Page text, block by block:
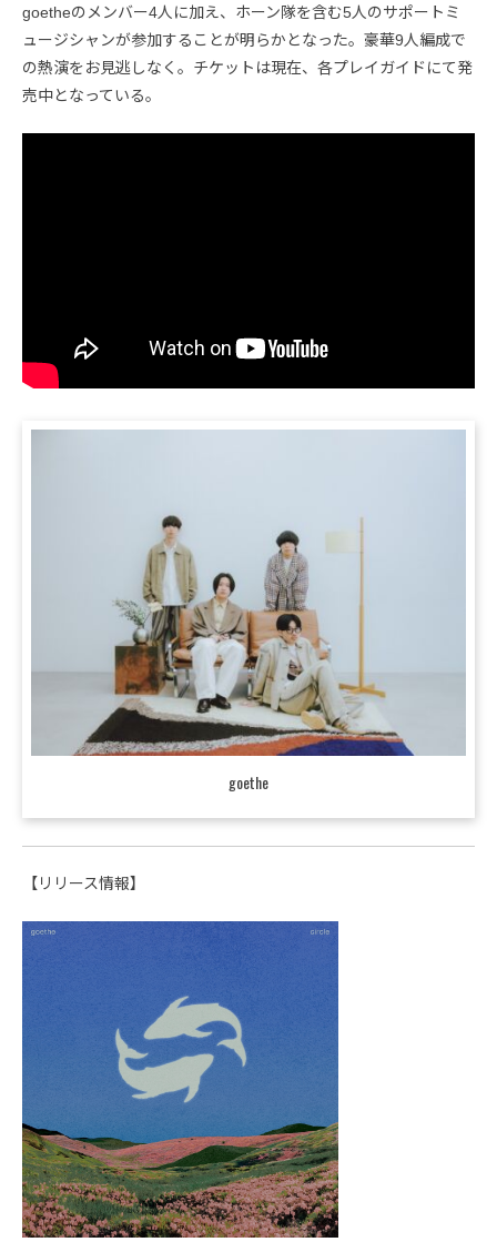
goetheのメンバー4人に加え、ホーン隊を含む5人のサポートミ
ュージシャンが参加することが明らかとなった。豪華9人編成で
の熱演をお見逃しなく。チケットは現在、各プレイガイドにて発
売中となっている。
goethe
【リリース情報】